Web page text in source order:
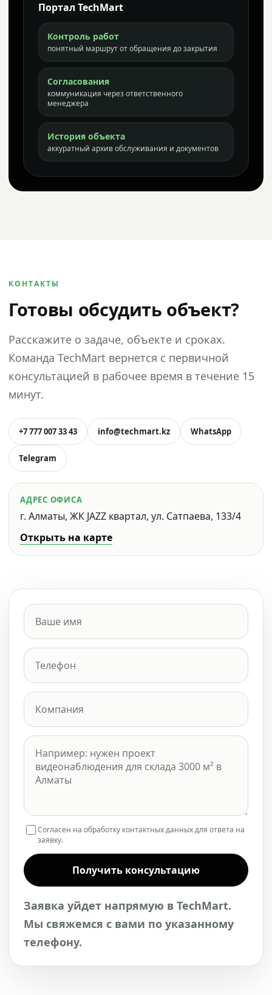
Портал TechMart
Контроль работ
понятный маршрут от обращения до закрытия
Согласования
коммуникация через ответственного
менеджера
История объекта
аккуратный архив обслуживания и документов
КОНТАКТЫ
Готовы обсудить объект?
Расскажите о задаче, объекте и сроках.
Команда TechMart вернется с первичной
консультацией в рабочее время в течение 15
минут.
+7 777 007 33 43 info@techmart.kz WhatsApp
Telegram
АДРЕС ОФИСА
г. Алматы, ЖК JAZZ квартал, ул. Сатпаева, 133/4
Открыть на карте
Согласен на обработку контактных данных для ответа на
заявку.
Получить консультацию
Заявка уйдет напрямую в TechMart.
Мы свяжемся с вами по указанному
телефону.